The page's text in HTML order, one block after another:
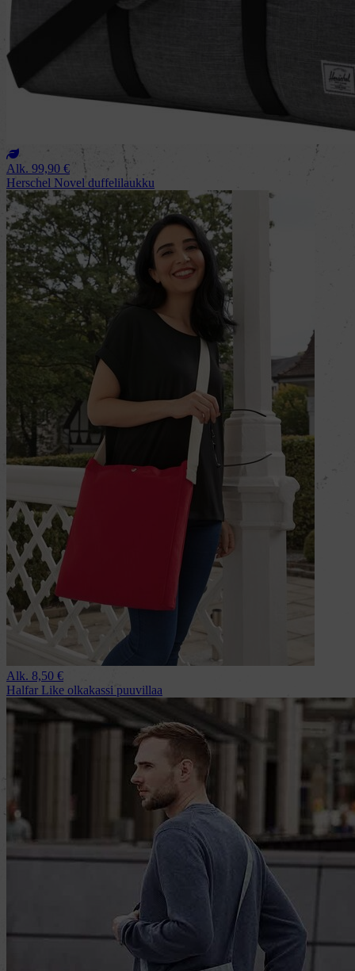
Alk. 99,90 €
Herschel Novel duffelilaukku
Alk. 8,50 €
Halfar Like olkakassi puuvillaa